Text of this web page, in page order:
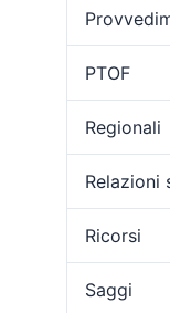
PTOF
Regionali
Relazioni
Ricorsi
Saggi